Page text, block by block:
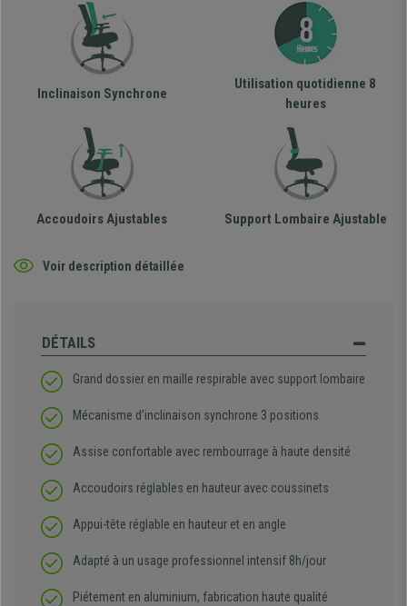
Inclinaison Synchrone
Utilisation quotidienne 8
heures
Accoudoirs Ajustables Support Lombaire Ajustable
Voir description détaillée
DÉTAILS
Grand dossier en maille respirable avec support lombaire
Mécanisme d’inclinaison synchrone 3 positions
Assise confortable avec rembourrage à haute densité
Accoudoirs réglables en hauteur avec coussinets
Appui-tête réglable en hauteur et en angle
Adapté à un usage professionnel intensif 8h/jour
Piétement en aluminium, fabrication haute qualité